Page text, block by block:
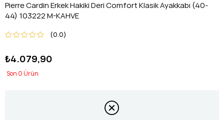
Pierre Cardin Erkek Hakiki Deri Comfort Klasik Ayakkabı (40-
44) 103222 M-KAHVE
0.0
₺4.079,90
0